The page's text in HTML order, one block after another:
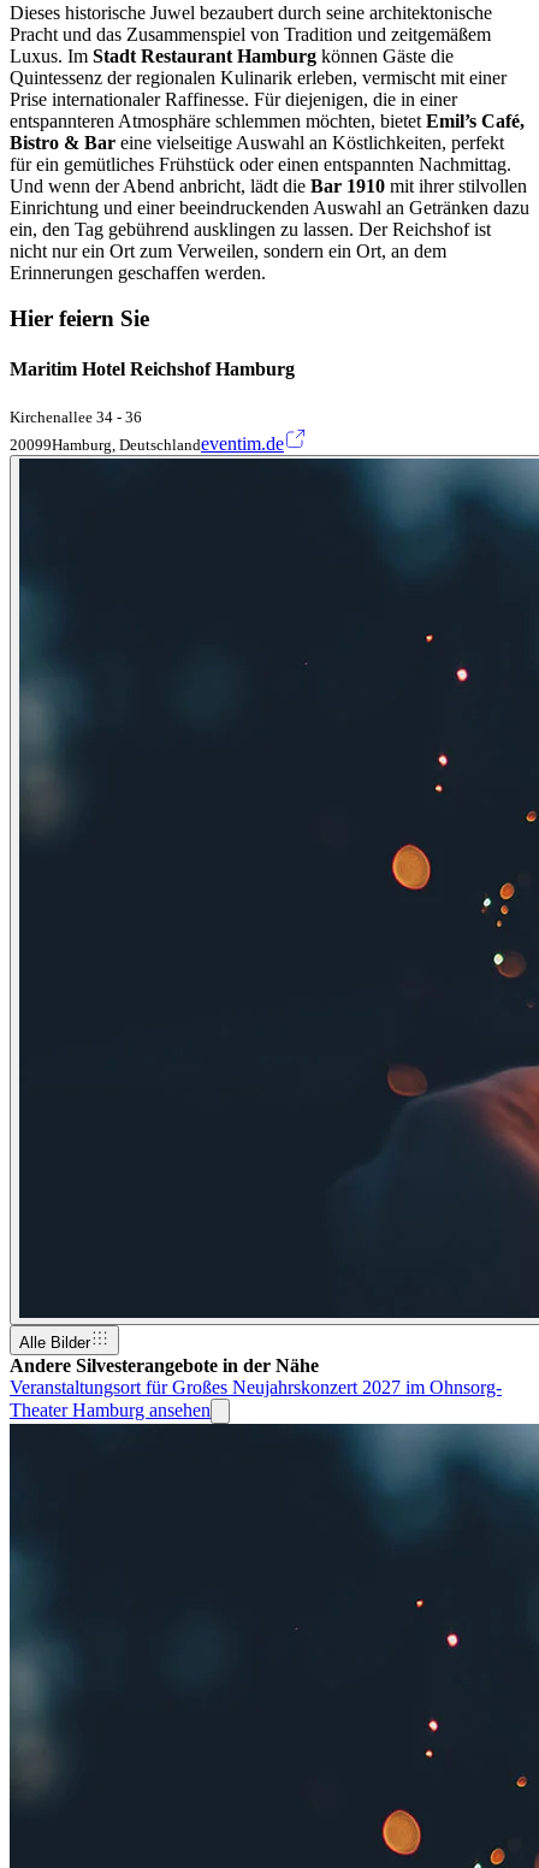
Dieses historische Juwel bezaubert durch seine architektonische
Pracht und das Zusammenspiel von Tradition und zeitgemäßem
Luxus. Im Stadt Restaurant Hamburg können Gäste die
Quintessenz der regionalen Kulinarik erleben, vermischt mit einer
Prise internationaler Raffinesse. Für diejenigen, die in einer
entspannteren Atmosphäre schlemmen möchten, bietet Emil’s Café,
Bistro & Bar eine vielseitige Auswahl an Köstlichkeiten, perfekt
für ein gemütliches Frühstück oder einen entspannten Nachmittag.
Und wenn der Abend anbricht, lädt die Bar 1910 mit ihrer stilvollen
Einrichtung und einer beeindruckenden Auswahl an Getränken dazu
ein, den Tag gebührend ausklingen zu lassen. Der Reichshof ist
nicht nur ein Ort zum Verweilen, sondern ein Ort, an dem
Erinnerungen geschaffen werden.
Hier feiern Sie
Maritim Hotel Reichshof Hamburg
Kirchenallee 34 - 36
20099Hamburg, Deutschlandeventim.de
Alle Bilder
Andere Silvesterangebote in der Nähe
Veranstaltungsort für Großes Neujahrskonzert 2027 im Ohnsorg-
Theater Hamburg ansehen